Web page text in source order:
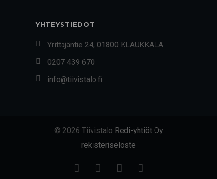
YHTEYSTIEDOT
Yrittäjäntie 24, 01800 KLAUKKALA
0207 439 670
info@tiivistalo.fi
© 2026 Tiivistalo Redi-yhtiöt Oy
rekisteriseloste